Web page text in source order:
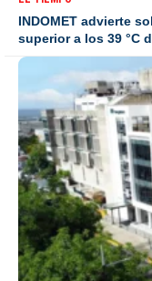
INDOMET advierte
superior a los 39 °C